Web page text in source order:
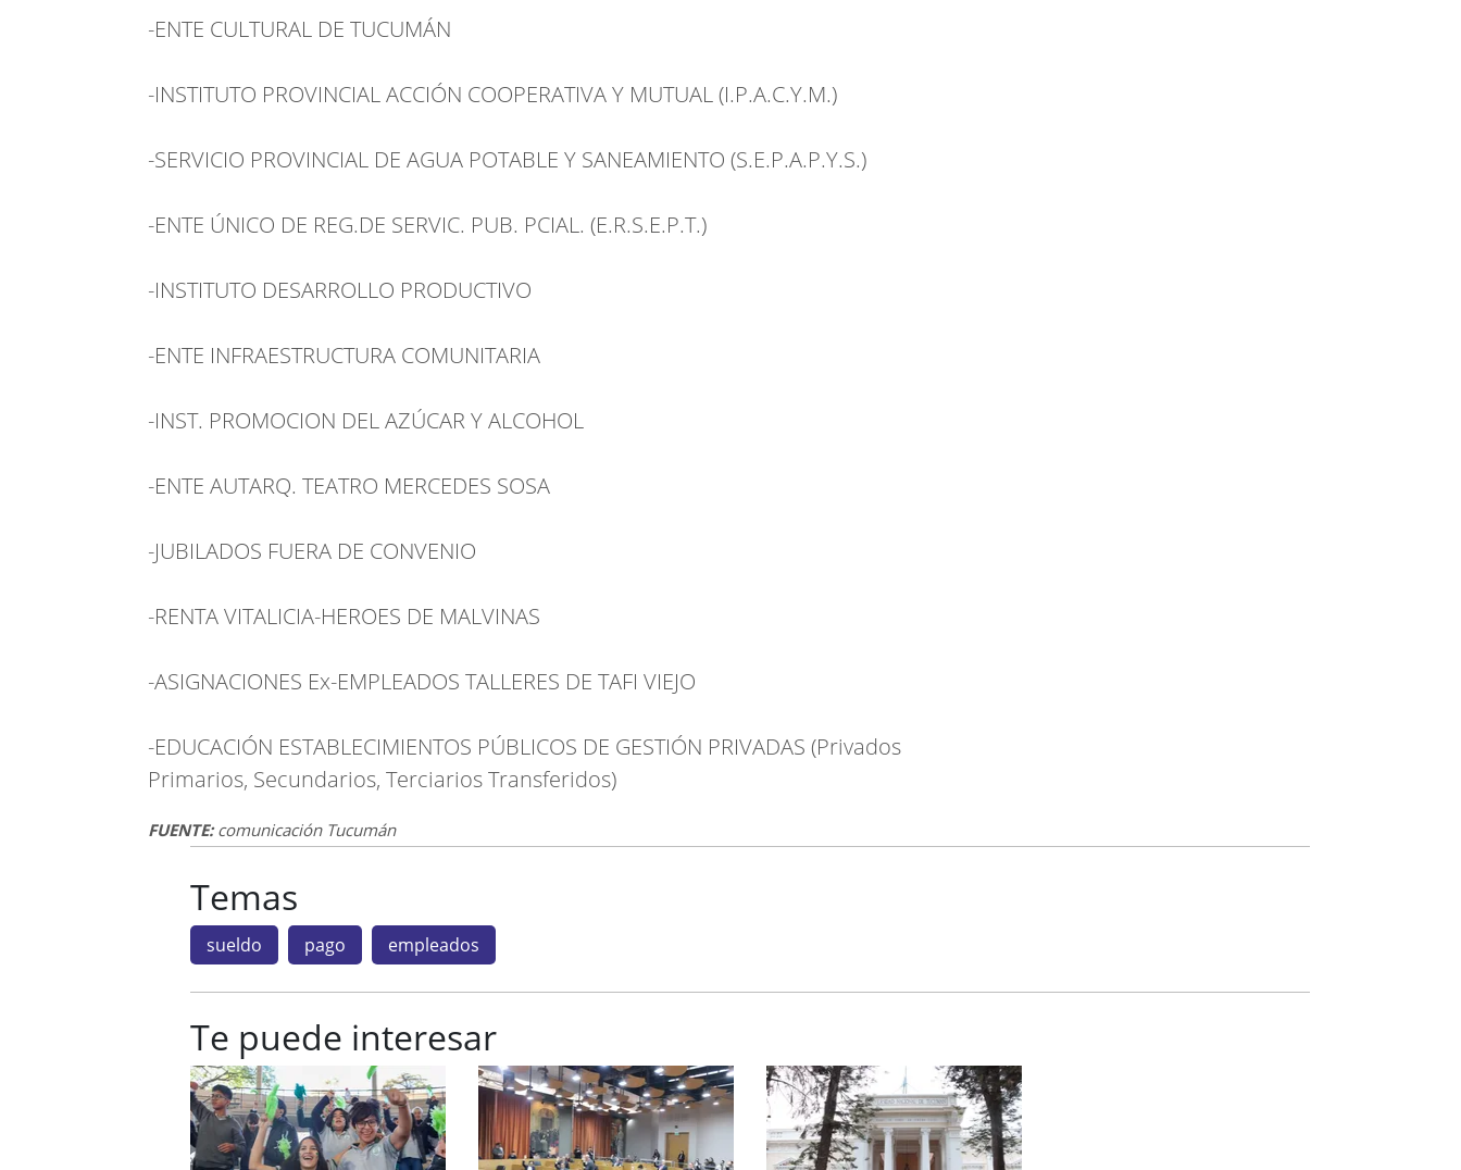
-ENTE CULTURAL DE TUCUMÁN
-INSTITUTO PROVINCIAL ACCIÓN COOPERATIVA Y MUTUAL (I.P.A.C.Y.M.)
-SERVICIO PROVINCIAL DE AGUA POTABLE Y SANEAMIENTO (S.E.P.A.P.Y.S.)
-ENTE ÚNICO DE REG.DE SERVIC. PUB. PCIAL. (E.R.S.E.P.T.)
-INSTITUTO DESARROLLO PRODUCTIVO
-ENTE INFRAESTRUCTURA COMUNITARIA
-INST. PROMOCION DEL AZÚCAR Y ALCOHOL
-ENTE AUTARQ. TEATRO MERCEDES SOSA
-JUBILADOS FUERA DE CONVENIO
-RENTA VITALICIA-HEROES DE MALVINAS
-ASIGNACIONES Ex-EMPLEADOS TALLERES DE TAFI VIEJO
-EDUCACIÓN ESTABLECIMIENTOS PÚBLICOS DE GESTIÓN PRIVADAS (Privados
Primarios, Secundarios, Terciarios Transferidos)
FUENTE:comunicación Tucumán
Temas
sueldo pago empleados
Te puede interesar